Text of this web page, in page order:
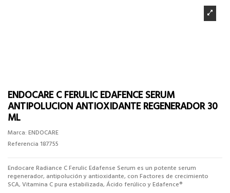
ENDOCARE C FERULIC EDAFENCE SERUM
ANTIPOLUCION ANTIOXIDANTE REGENERADOR 30
ML
Marca: ENDOCARE
Referencia 187755
Endocare Radiance C Ferulic Edafense Serum es un potente serum
regenerador, antipolución y antioxidante, con Factores de crecimiento
SCA, Vitamina C pura estabilizada, Ácido ferúlico y Edafence®